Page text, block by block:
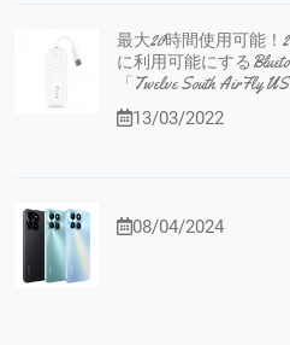
最大20時間使用可能
に利用可能にする
「Twelve South AirFly
13/03/2022
08/04/2024